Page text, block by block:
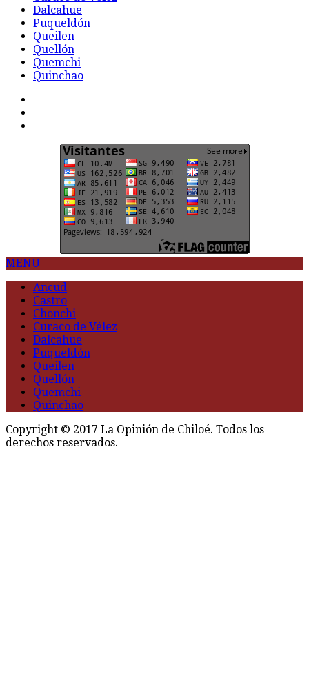
Dalcahue
Puqueldón
Queilen
Quellón
Quemchi
Quinchao
MENU
Ancud
Castro
Chonchi
Curaco de Vélez
Dalcahue
Puqueldón
Queilen
Quellón
Quemchi
Quinchao
Copyright © 2017 La Opinión de Chiloé. Todos los
derechos reservados.